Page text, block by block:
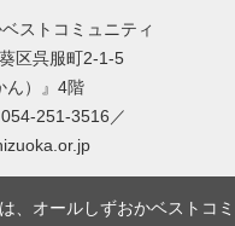
ストコミュニティ
区呉服町2-1-5
ん）』4階
251-3516／
、オールしずおかベストコミ